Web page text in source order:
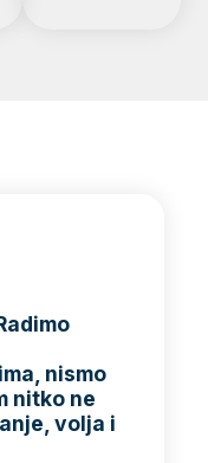
nismo
nitko ne
volja i